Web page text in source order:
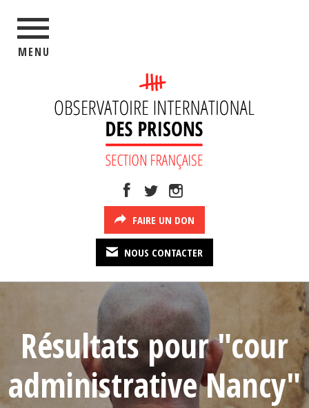
MENU
FAIRE UN DON
NOUS CONTACTER
Résultats pour "cour
administrative Nancy"